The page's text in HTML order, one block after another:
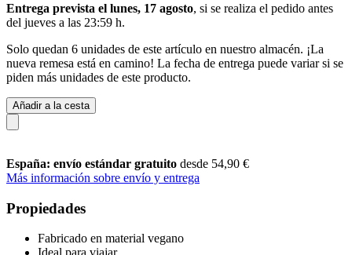
Entrega prevista el lunes, 17 agosto, si se realiza el pedido antes
del jueves a las 23:59 h.
Solo quedan 6 unidades de este artículo en nuestro almacén. ¡La
nueva remesa está en camino! La fecha de entrega puede variar si se
piden más unidades de este producto.
Añadir a la cesta
España: envío estándar gratuito desde 54,90 €
Más información sobre envío y entrega
Propiedades
Fabricado en material vegano